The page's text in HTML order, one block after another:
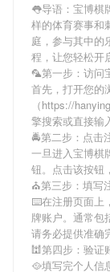
👅导语： 宝博棋
样的体育赛事和
庭，参与其中的
程，让您轻松开
🦜第一步：访问
首先，打开您的
（https://
擎搜索或直接输
🚔第二步：点击
一旦进入宝博棋
钮。点击该按钮
⛪第三步：填写
⌨️在注册页面上
牌账户。通常包
请务必提供准确
🕍第四步：验证
🥘填写完个人信